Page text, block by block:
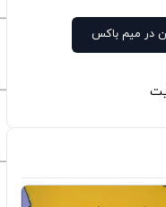
در میم باکس